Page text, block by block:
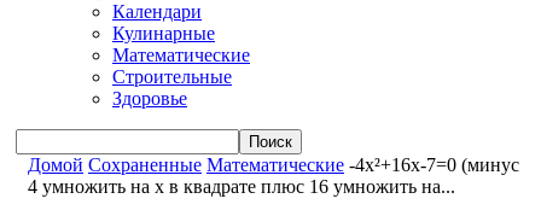
Календари
Кулинарные
Математические
Строительные
Здоровье
Домой Сохраненные Математические -4x²+16x-7=0 (минус
4 умножить на x в квадрате плюс 16 умножить на...